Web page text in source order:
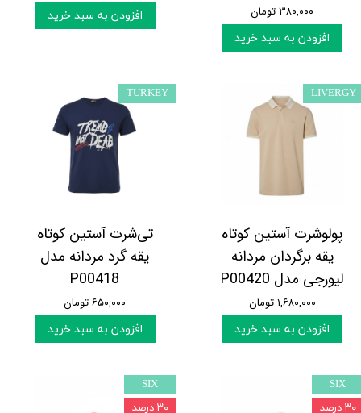
۳۸۰,۰۰۰ تومان
افزودن به سبد خرید
افزودن به سبد خرید
پولوشرت آستین کوتاه
یقه برگردان مردانه
لیورجی مدل P00420
۱,۶۸۰,۰۰۰ تومان
افزودن به سبد خرید
LIVERGY
تی‌شرت آستین کوتاه
یقه گرد مردانه مدل
P00418
۶۵۰,۰۰۰ تومان
افزودن به سبد خرید
TURKEY
SIX
۳۰ درصد
SIX
۳۰ درصد